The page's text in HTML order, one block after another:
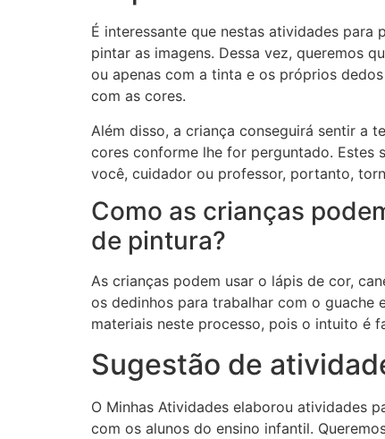
É interessante que nestas atividades
pintar as imagens. Dessa vez, queremos
ou apenas com a tinta e os próprios
com as cores.
Além disso, a criança conseguirá sentir a
cores conforme lhe for perguntado. Estes
você, cuidador ou professor, portanto,
Como as crianças
de pintura?
As crianças podem usar o lápis de cor,
os dedinhos para trabalhar com o guache
materiais neste processo, pois o intuito é
Sugestão de
O Minhas Atividades elaborou atividades
com os alunos do ensino infantil.